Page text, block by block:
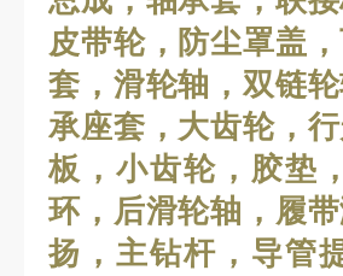
皮带轮，防尘罩盖
套，滑轮轴，双链
承座套，大齿轮，
板，小齿轮，胶垫
环，后滑轮轴，履
扬，主钻杆，导管